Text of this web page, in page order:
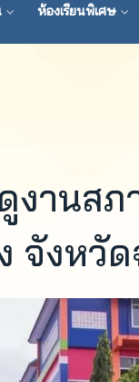
ห้องเรียนพิเศษ
านสภ
จังหวัด